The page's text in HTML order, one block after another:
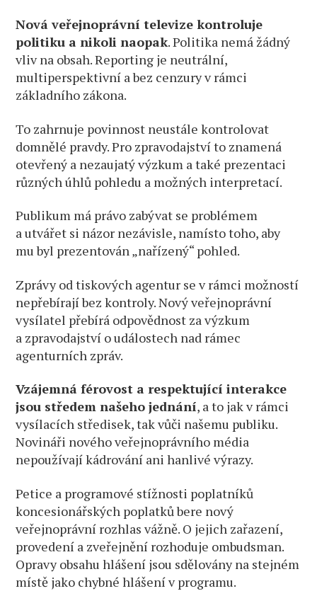
Nová veřejnoprávní televize kontroluje
politiku a nikoli naopak. Politika nemá žádný
vliv na obsah. Reporting je neutrální,
multiperspektivní a bez cenzury v rámci
základního zákona.
To zahrnuje povinnost neustále kontrolovat
domnělé pravdy. Pro zpravodajství to znamená
otevřený a nezaujatý výzkum a také prezentaci
různých úhlů pohledu a možných interpretací.
Publikum má právo zabývat se problémem
a utvářet si názor nezávisle, namísto toho, aby
mu byl prezentován „nařízený“ pohled.
Zprávy od tiskových agentur se v rámci možností
nepřebírají bez kontroly. Nový veřejnoprávní
vysílatel přebírá odpovědnost za výzkum
a zpravodajství o událostech nad rámec
agenturních zpráv.
Vzájemná férovost a respektující interakce
jsou středem našeho jednání, a to jak v rámci
vysílacích středisek, tak vůči našemu publiku.
Novináři nového veřejnoprávního média
nepoužívají kádrování ani hanlivé výrazy.
Petice a programové stížnosti poplatníků
koncesionářských poplatků bere nový
veřejnoprávní rozhlas vážně. O jejich zařazení,
provedení a zveřejnění rozhoduje ombudsman.
Opravy obsahu hlášení jsou sdělovány na stejném
místě jako chybné hlášení v programu.